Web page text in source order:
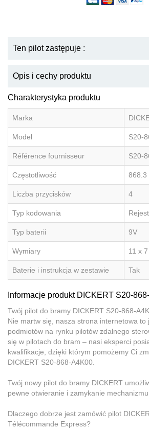
Ten pilot zastępuje :
Opis i cechy produktu
Charakterystyka produktu
Marka
Model S20-
Référence fournisseur S20-
Częstotliwość 868.3
Liczba przycisków 4
Typ kodowania
Typ baterii 9V
Wymiary 11 x
Baterie i instrukcja w zestawie Tak
Informacje produkt DICKERT S20-
Twój pilot do bramy DICKERT S20-868-
Nie martw się, nasza strona internetowa to
podmiotów na rynku pilotów zdalnego
się w pilotach do bram – nasi eksperci
kwalifikacje, dzięki którym pomożemy Ci
DICKERT S20-868-A4K00.
Twój nowy pilot do bramy DICKERT
pewne otwieranie i zamykanie
Dlaczego dobrze jest zamówić pilot
Télécommande Express?